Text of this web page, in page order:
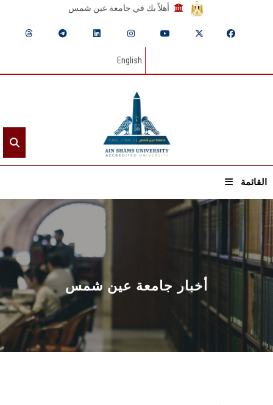
أهلاً بك في جامعة عين شمس
English
القائمة
الرئيسيـة
عن الجامعة
القطاعـات
الشئون الأكاديمية
البحث العلمي
أخبار جامعة عين شمس